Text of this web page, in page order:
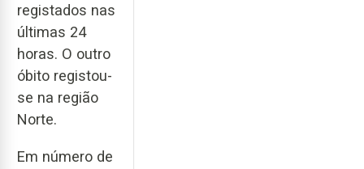
registados nas
últimas 24
horas. O outro
óbito registou-
se na região
Norte.
Em número de